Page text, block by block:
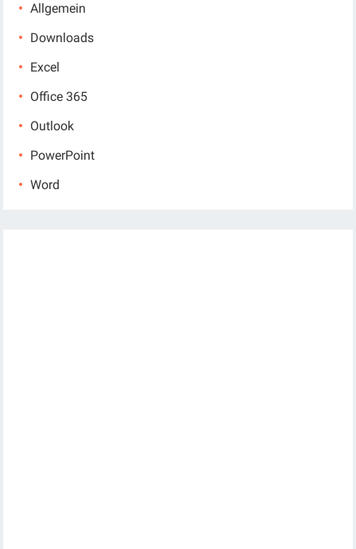
Allgemein
Downloads
Excel
Office 365
Outlook
PowerPoint
Word